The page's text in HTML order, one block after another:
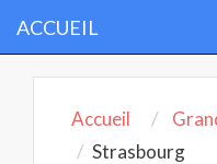
ACCUEIL
Accueil
Strasbourg